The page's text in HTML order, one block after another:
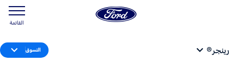
القائمة
رينجر® التسوق